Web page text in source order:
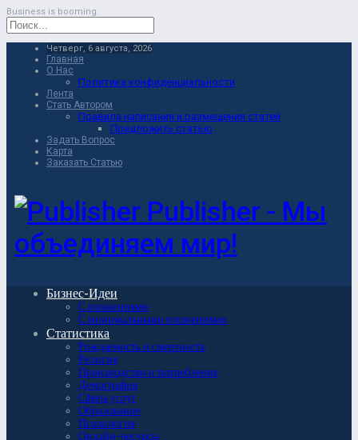
Business is booming.
Четверг, 6 августа, 2026
Главная
О Нас
Политика конфиденциальности
Лента
Стать Автором
Правила написания и размещения статей
Предложить статью
Задать Вопрос
Карта
Заказать Статью
Publisher - Мы
объединяем мир!
Бизнес-Идеи
С вложениями
С минимальными вложениями
Статистика
Рождаемость и смертность
Религия
Производство и потребление
Демография
Сфера услуг
Образование
Психология
Онлайн-ресурсы